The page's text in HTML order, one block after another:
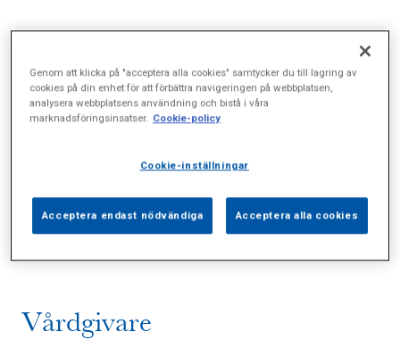
Sidor (0) Press (0) Sophianytt (0)
Vårdgivare
Genom att klicka på "acceptera alla cookies" samtycker du till lagring av
cookies på din enhet för att förbättra navigeringen på webbplatsen,
analysera webbplatsens användning och bistå i våra
marknadsföringsinsatser. Cookie-policy
Cookie-inställningar
Acceptera endast nödvändiga Acceptera alla cookies